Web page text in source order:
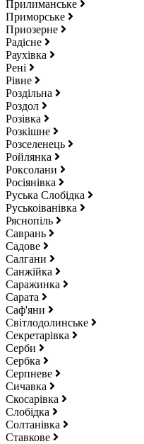
Прилиманське
Приморське
Приозерне
Радісне
Раухівка
Рені
Рівне
Роздільна
Роздол
Розівка
Розкішне
Розселенець
Ройлянка
Роксолани
Росіянівка
Руська Слобідка
Руськоіванівка
Ряснопіль
Саврань
Садове
Салгани
Санжійка
Саражинка
Сарата
Саф'яни
Світлодолинське
Секретарівка
Серби
Сербка
Серпневе
Сичавка
Скосарівка
Слобідка
Солтанівка
Ставкове